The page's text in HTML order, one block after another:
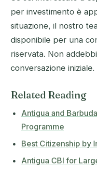
per investimento è
situazione, il nostro
disponibile per una
riservata. Non
conversazione iniziale.
Related Reading
Antigua and
Programme
Best Citizenship by
Antigua CBI for